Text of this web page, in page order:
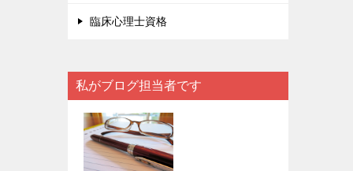
臨床心理士資格
私がブログ担当者です